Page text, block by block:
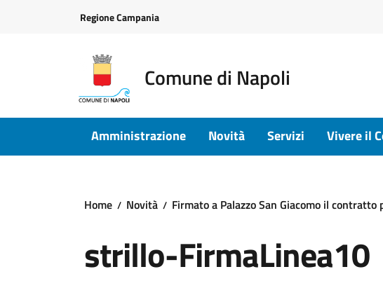
Regione Campania
Comune di Napoli
Amministrazione Novità Servizi Vivere il
Home Novità Firmato a Palazzo San Giacomo il
strillo-FirmaLinea10